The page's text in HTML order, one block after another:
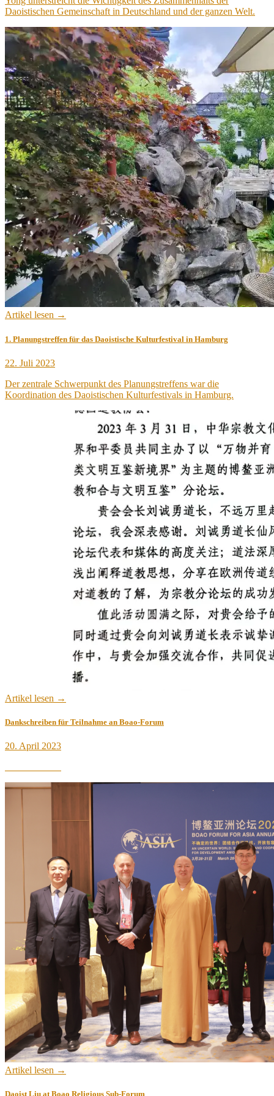
Daoistischen Gemeinschaft in Deutschland und der ganzen Welt.
Artikel lesen →
1. Planungstreffen für das Daoistische Kulturfestival in Hamburg
Veröffentlicht
22. Juli 2023
Der zentrale Schwerpunkt des Planungstreffens war die
Koordination des Daoistischen Kulturfestivals in Hamburg.
Artikel lesen →
Dankschreiben für Teilnahme an Boao-Forum
Veröffentlicht
20. April 2023
Artikel lesen →
Daoist Liu at Boao Religious Sub-Forum